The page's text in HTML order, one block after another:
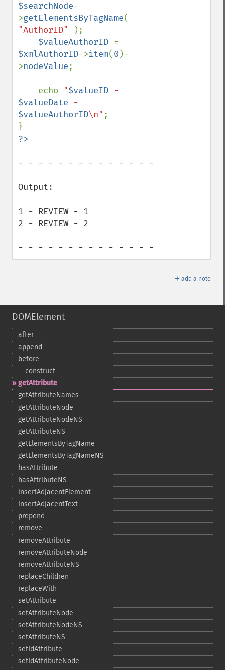
$searchNode-
>getElementsByTagName
"AuthorID"
);
$valueAuthorID
$xmlAuthorID->item(0 )-
>nodeValue;
    echo
"$valueID
$valueDate
$valueAuthorID\n" ;
- - - - - - - - - - - - - -
Output:
1 - REVIEW - 1
2 - REVIEW - 2
- - - - - - - - - - - - - -
＋ add a note
DOMElement
after
append
before
_​_​construct
getAttribute
getAttributeNames
getAttributeNode
getAttributeNodeNS
getAttributeNS
getElementsByTagName
getElementsByTagNameNS
hasAttribute
hasAttributeNS
insertAdjacentElement
insertAdjacentText
prepend
remove
removeAttribute
removeAttributeNode
removeAttributeNS
replaceChildren
replaceWith
setAttribute
setAttributeNode
setAttributeNodeNS
setAttributeNS
setIdAttribute
setIdAttributeNode